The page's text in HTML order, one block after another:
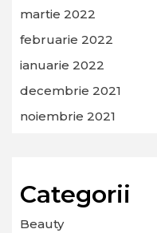
martie 2022
februarie 2022
ianuarie 2022
decembrie 2021
noiembrie 2021
Categorii
Beauty